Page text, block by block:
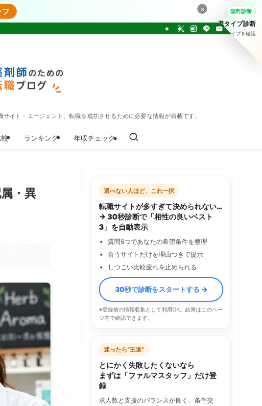
イト・エージェント、転職を成功させるために必要な情報が満載です。
ランキング 年収チェック
・異
選べない人ほど、これ一択
転職サイトが多すぎて決められない…
→ 30秒診断で「相性の良いベスト
3」を自動表示
質問6つであなたの希望条件を整理
合うサイトだけを理由つきで提示
しつこい比較疲れを止められる
30秒で診断をスタートする →
※登録前の情報収集として利用OK。結果はこのペー
ジ内で確認できます。
迷ったら“王道”
とにかく失敗したくないなら
まずは「ファルマスタッフ」だけ登
録
求人数と支援のバランスが良く、条件交
× 無料診断
転職タイプ診断
30問でタイプを確認